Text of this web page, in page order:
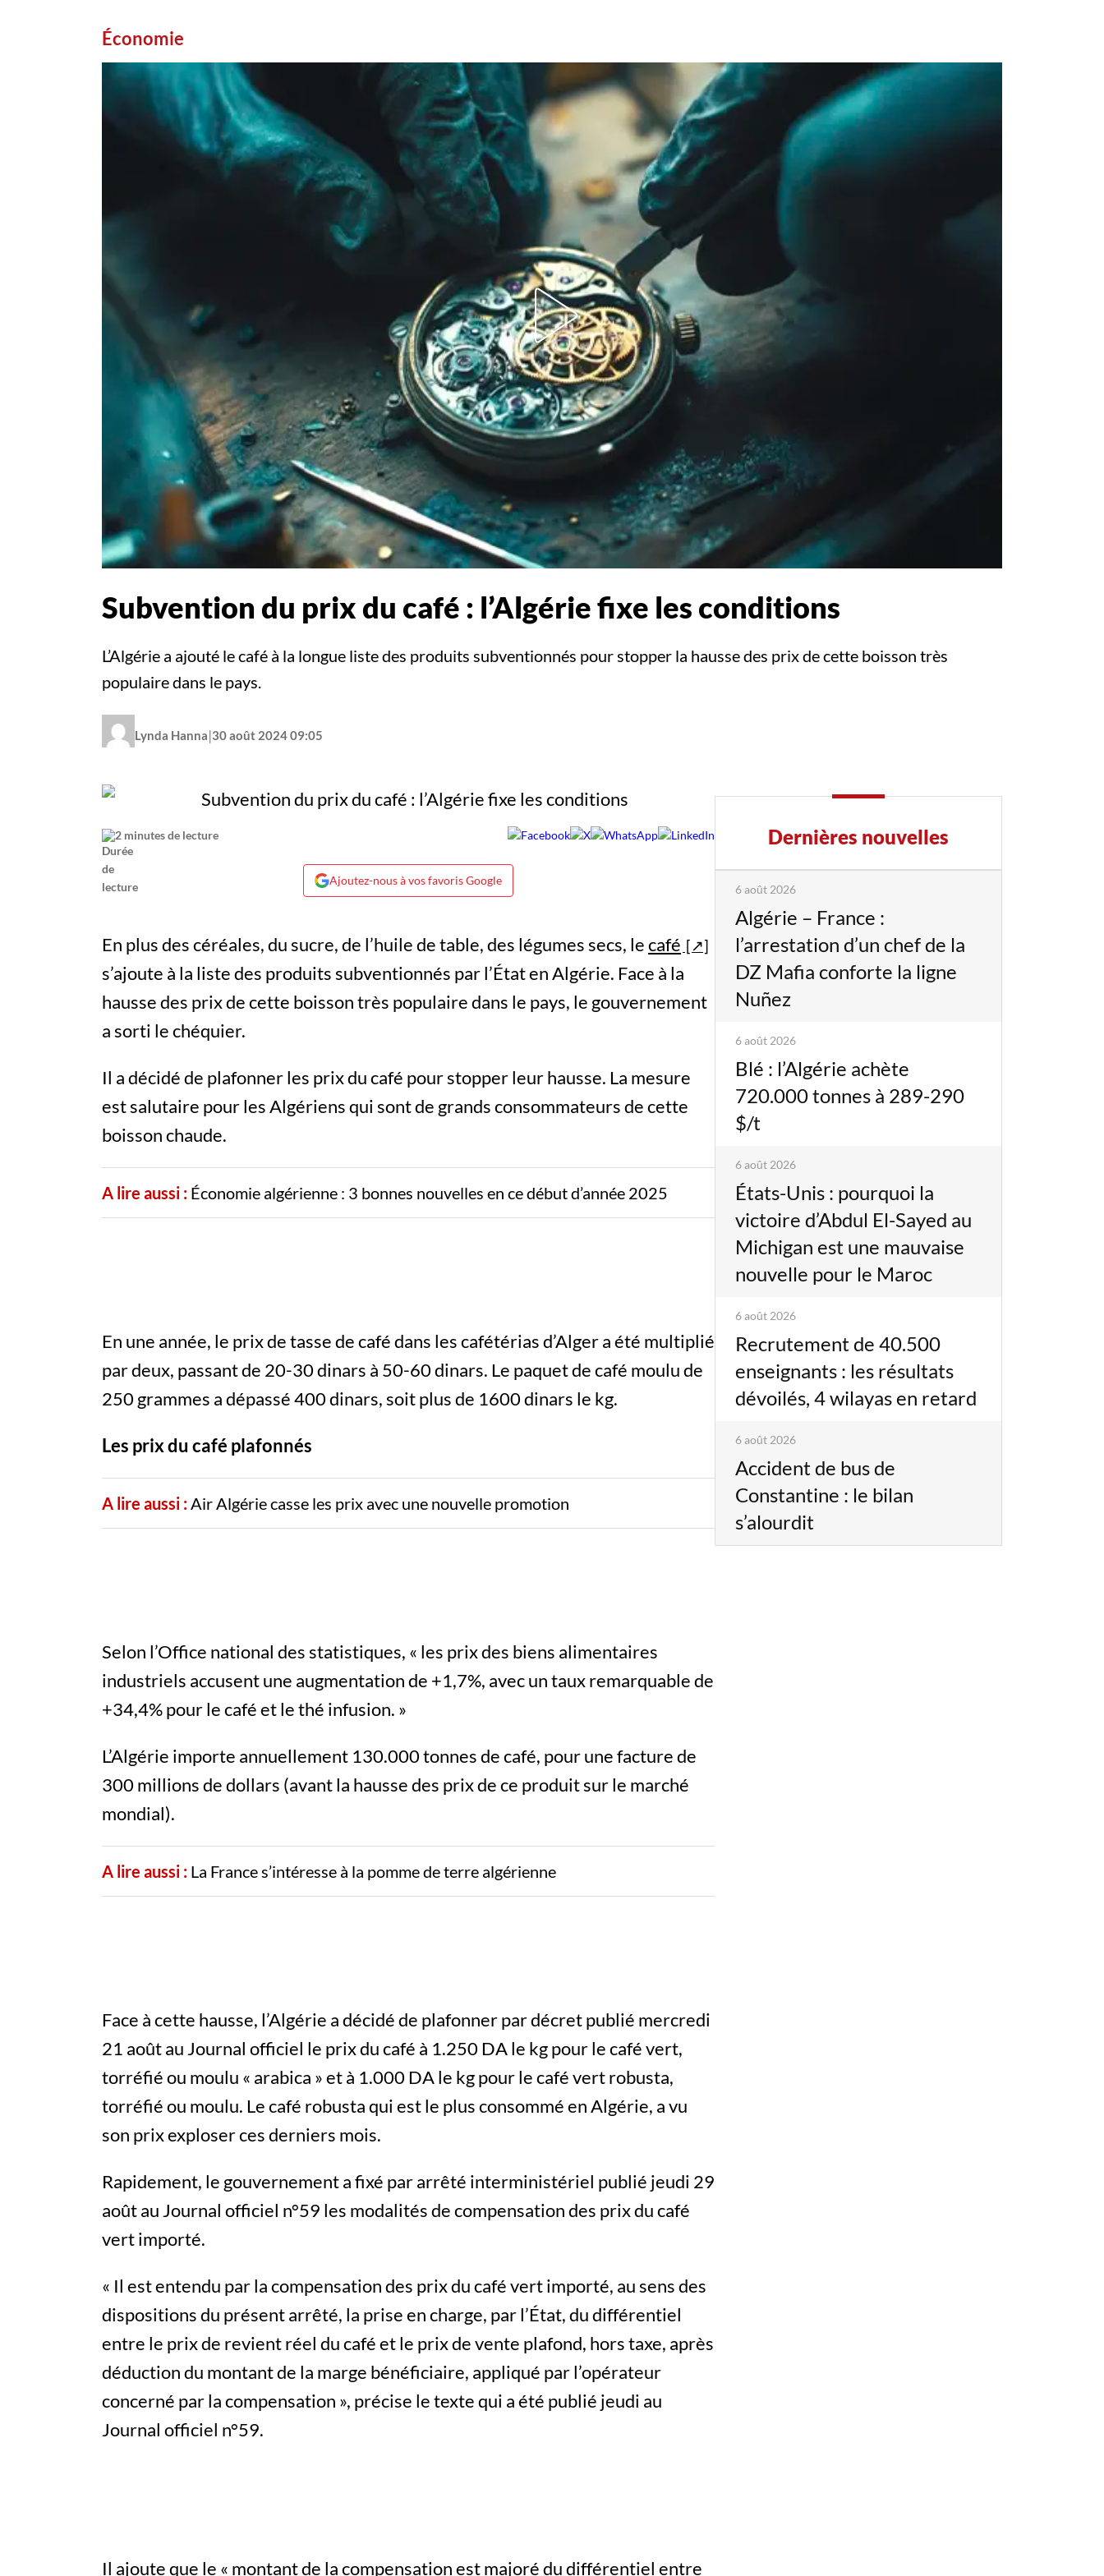
Économie
Subvention du prix du café : l’Algérie fixe les conditions
L’Algérie a ajouté le café à la longue liste des produits subventionnés pour stopper la hausse des prix de cette boisson très
populaire dans le pays.
Lynda Hanna|30 août 2024 09:05
2 minutes de lecture
Ajoutez-nous à vos favoris Google
En plus des céréales, du sucre, de l’huile de table, des légumes secs, lecafé
s’ajoute à la liste des produits subventionnés par l’État en Algérie. Face à la
hausse des prix de cette boisson très populaire dans le pays, le gouvernement
a sorti le chéquier.
Il a décidé de plafonner les prix du café pour stopper leur hausse. La mesure
est salutaire pour les Algériens qui sont de grands consommateurs de cette
boisson chaude.
A lire aussi : Économie algérienne : 3 bonnes nouvelles en ce début d’année 2025
En une année, le prix de tasse de café dans les cafétérias d’Alger a été multiplié
par deux, passant de 20-30 dinars à 50-60 dinars. Le paquet de café moulu de
250 grammes a dépassé 400 dinars, soit plus de 1600 dinars le kg.
Les prix du café plafonnés
A lire aussi :Air Algérie casse les prix avec une nouvelle promotion
Selon l’Office national des statistiques, « les prix des biens alimentaires
industriels accusent une augmentation de +1,7%, avec un taux remarquable de
+34,4% pour le café et le thé infusion. »
L’Algérie importe annuellement 130.000 tonnes de café, pour une facture de
300 millions de dollars (avant la hausse des prix de ce produit sur le marché
mondial).
A lire aussi : La France s’intéresse à la pomme de terre algérienne
Face à cette hausse, l’Algérie a décidé de plafonner par décret publié mercredi
21 août au Journal officiel le prix du café à 1.250 DA le kg pour le café vert,
torréfié ou moulu « arabica » et à 1.000 DA le kg pour le café vert robusta,
torréfié ou moulu. Le café robusta qui est le plus consommé en Algérie, a vu
son prix exploser ces derniers mois.
Rapidement, le gouvernement a fixé par arrêté interministériel publié jeudi 29
août au Journal officiel n°59 les modalités de compensation des prix du café
vert importé.
« Il est entendu par la compensation des prix du café vert importé, au sens des
dispositions du présent arrêté, la prise en charge, par l’État, du différentiel
entre le prix de revient réel du café et le prix de vente plafond, hors taxe, après
déduction du montant de la marge bénéficiaire, appliqué par l’opérateur
concerné par la compensation », précise le texte qui a été publié jeudi au
Journal officiel n°59.
Il ajoute que le « montant de la compensation est majoré du différentiel entre
Dernières nouvelles
6 août 2026
Algérie – France :
l’arrestation d’un chef de la
DZ Mafia conforte la ligne
Nuñez
6 août 2026
Blé : l’Algérie achète
720.000 tonnes à 289-290
$/t
6 août 2026
États-Unis : pourquoi la
victoire d’Abdul El-Sayed au
Michigan est une mauvaise
nouvelle pour le Maroc
6 août 2026
Recrutement de 40.500
enseignants : les résultats
dévoilés, 4 wilayas en retard
6 août 2026
Accident de bus de
Constantine : le bilan
s’alourdit